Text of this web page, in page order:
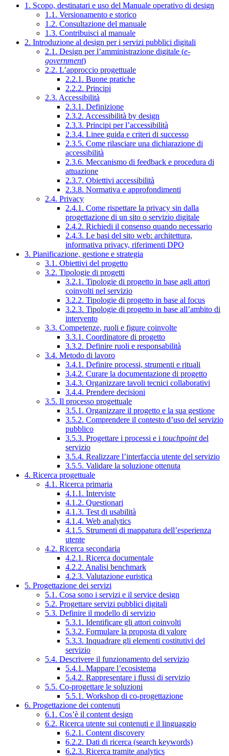
1. Scopo, destinatari e uso del Manuale operativo di design
1.1. Versionamento e storico
1.2. Consultazione del manuale
1.3. Contribuisci al manuale
2. Introduzione al design per i servizi pubblici digitali
2.1. Design per l’amministrazione digitale (e-
government)
2.2. L’approccio progettuale
2.2.1. Buone pratiche
2.2.2. Principi
2.3. Accessibilità
2.3.1. Definizione
2.3.2. Accessibilità by design
2.3.3. Principi per l’accessibilità
2.3.4. Linee guida e criteri di successo
2.3.5. Come rilasciare una dichiarazione di
accessibilità
2.3.6. Meccanismo di feedback e procedura di
attuazione
2.3.7. Obiettivi accessibilità
2.3.8. Normativa e approfondimenti
2.4. Privacy
2.4.1. Come rispettare la privacy sin dalla
progettazione di un sito o servizio digitale
2.4.2. Richiedi il consenso quando necessario
2.4.3. Le basi del sito web: architettura,
informativa privacy, riferimenti DPO
3. Pianificazione, gestione e strategia
3.1. Obiettivi del progetto
3.2. Tipologie di progetti
3.2.1. Tipologie di progetto in base agli attori
coinvolti nel servizio
3.2.2. Tipologie di progetto in base al focus
3.2.3. Tipologie di progetto in base all’ambito di
intervento
3.3. Competenze, ruoli e figure coinvolte
3.3.1. Coordinatore di progetto
3.3.2. Definire ruoli e responsabilità
3.4. Metodo di lavoro
3.4.1. Definire processi, strumenti e rituali
3.4.2. Curare la documentazione di progetto
3.4.3. Organizzare tavoli tecnici collaborativi
3.4.4. Prendere decisioni
3.5. Il processo progettuale
3.5.1. Organizzare il progetto e la sua gestione
3.5.2. Comprendere il contesto d’uso del servizio
pubblico
3.5.3. Progettare i processi e i touchpointdel
servizio
3.5.4. Realizzare l’interfaccia utente del servizio
3.5.5. Validare la soluzione ottenuta
4. Ricerca progettuale
4.1. Ricerca primaria
4.1.1. Interviste
4.1.2. Questionari
4.1.3. Test di usabilità
4.1.4. Web analytics
4.1.5. Strumenti di mappatura dell’esperienza
utente
4.2. Ricerca secondaria
4.2.1. Ricerca documentale
4.2.2. Analisi benchmark
4.2.3. Valutazione euristica
5. Progettazione dei servizi
5.1. Cosa sono i servizi e il service design
5.2. Progettare servizi pubblici digitali
5.3. Definire il modello di servizio
5.3.1. Identificare gli attori coinvolti
5.3.2. Formulare la proposta di valore
5.3.3. Inquadrare gli elementi costitutivi del
servizio
5.4. Descrivere il funzionamento del servizio
5.4.1. Mappare l’ecosistema
5.4.2. Rappresentare i flussi di servizio
5.5. Co-progettare le soluzioni
5.5.1. Workshop di co-progettazione
6. Progettazione dei contenuti
6.1. Cos’è il content design
6.2. Ricerca utente sui contenuti e il linguaggio
6.2.1. Content discovery
6.2.2. Dati di ricerca (search keywords)
6.2.3. Ricerca tramite analytics